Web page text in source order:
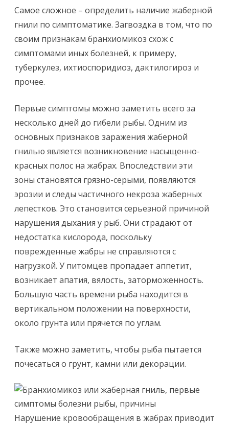
Самое сложное – определить наличие жаберной
гнили по симптоматике. Загвоздка в том, что по
своим признакам бранхиомикоз схож с
симптомами иных болезней, к примеру,
туберкулез, ихтиоспоридиоз, дактилогироз и
прочее.
Первые симптомы можно заметить всего за
несколько дней до гибели рыбы. Одним из
основных признаков заражения жаберной
гнилью является возникновение насыщенно-
красных полос на жабрах. Впоследствии эти
зоны становятся грязно-серыми, появляются
эрозии и следы частичного некроза жаберных
лепестков. Это становится серьезной причиной
нарушения дыхания у рыб. Они страдают от
недостатка кислорода, поскольку
поврежденные жабры не справляются с
нагрузкой. У питомцев пропадает аппетит,
возникает апатия, вялость, заторможенность.
Большую часть времени рыба находится в
вертикальном положении на поверхности,
около грунта или прячется по углам.
Также можно заметить, чтобы рыба пытается
почесаться о грунт, камни или декорации.
Нарушение кровообращения в жабрах приводит